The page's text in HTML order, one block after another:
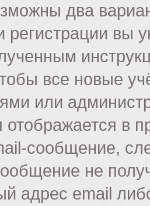
два
регистрации вы
все новые
или
в
сообщение,
не
адрес email